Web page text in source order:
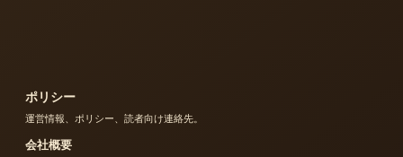
ポリシー
運営情報、ポリシー、読者向け連絡先。
会社概要